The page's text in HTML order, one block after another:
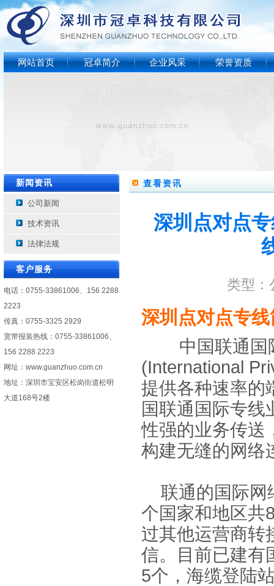
网站首页 冠卓简介 企业风采 荣誉资质
新闻资讯
公司新闻
技术资讯
法律法规
客户服务
电话：0755-33861006、156 2288
2223
传真：0755-3325 2929
宽带报装热线：0755-33861006、
156 2288 2223
网址： www.guanzhuo.com.cn
地址：深圳市宝安区松岗街道松明
大道168号2楼
查看资讯
深圳点对点
类型：
深圳点对点专线
中国联通国
(International
提供各种速率的
国联通国际专线
性强的业务传送
构建无缝的网
联通的国际网
个国家和地区共
过其他运营商转
信。目前已建有
5个，海缆登陆